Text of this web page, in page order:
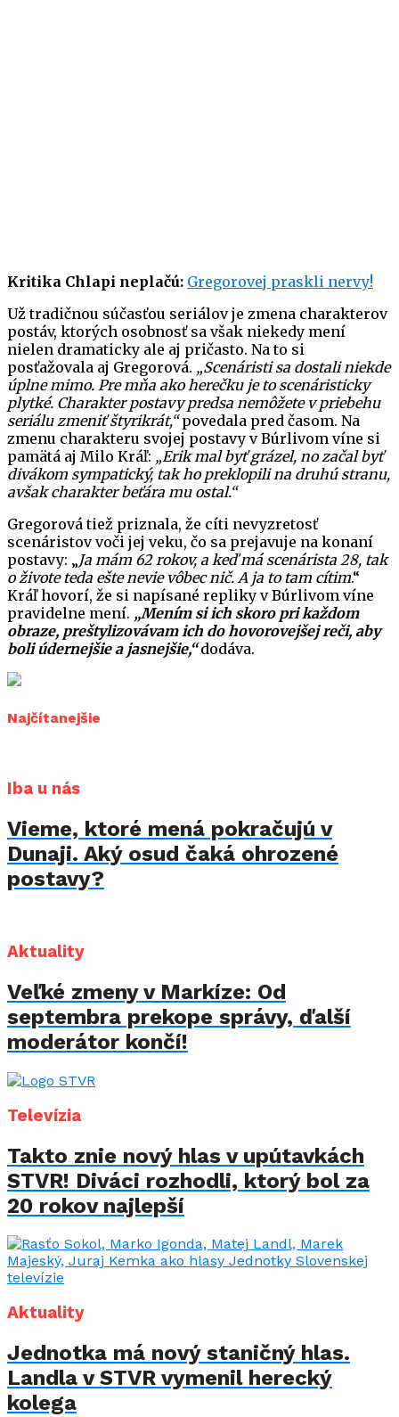
Kritika Chlapi neplačú: Gregorovej praskli nervy!
Už tradičnou súčasťou seriálov je zmena charakterov
postáv, ktorých osobnosť sa však niekedy mení
nielen dramaticky ale aj pričasto. Na to si
posťažovala aj Gregorová. „Scenáristi sa dostali niekde
úplne mimo. Pre mňa ako herečku je to scenáristicky
plytké. Charakter postavy predsa nemôžete v priebehu
seriálu zmeniť štyrikrát,“povedala pred časom. Na
zmenu charakteru svojej postavy v Búrlivom víne si
pamätá aj Milo Kráľ: „Erik mal byť grázel, no začal byť
divákom sympatický, tak ho preklopili na druhú stranu,
avšak charakter beťára mu ostal.“
Gregorová tiež priznala, že cíti nevyzretosť
scenáristov voči jej veku, čo sa prejavuje na konaní
postavy: „Ja mám 62 rokov, a keď má scenárista 28, tak
o živote teda ešte nevie vôbec nič. A ja to tam cítim.“
Kráľ hovorí, že si napísané repliky v Búrlivom víne
pravidelne mení. „Mením si ich skoro pri každom
obraze, preštylizovávam ich do hovorovejšej reči, aby
boli údernejšie a jasnejšie,“dodáva.
Najčítanejšie
Iba u nás
Vieme, ktoré mená pokračujú v
Dunaji. Aký osud čaká ohrozené
postavy?
Aktuality
Veľké zmeny v Markíze: Od
septembra prekope správy, ďalší
moderátor končí!
Televízia
Takto znie nový hlas v upútavkách
STVR! Diváci rozhodli, ktorý bol za
20 rokov najlepší
Aktuality
Jednotka má nový staničný hlas.
Landla v STVR vymenil herecký
kolega